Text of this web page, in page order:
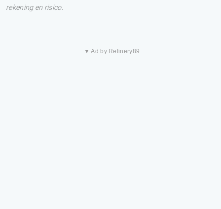
rekening en risico.
▼ Ad by Refinery89